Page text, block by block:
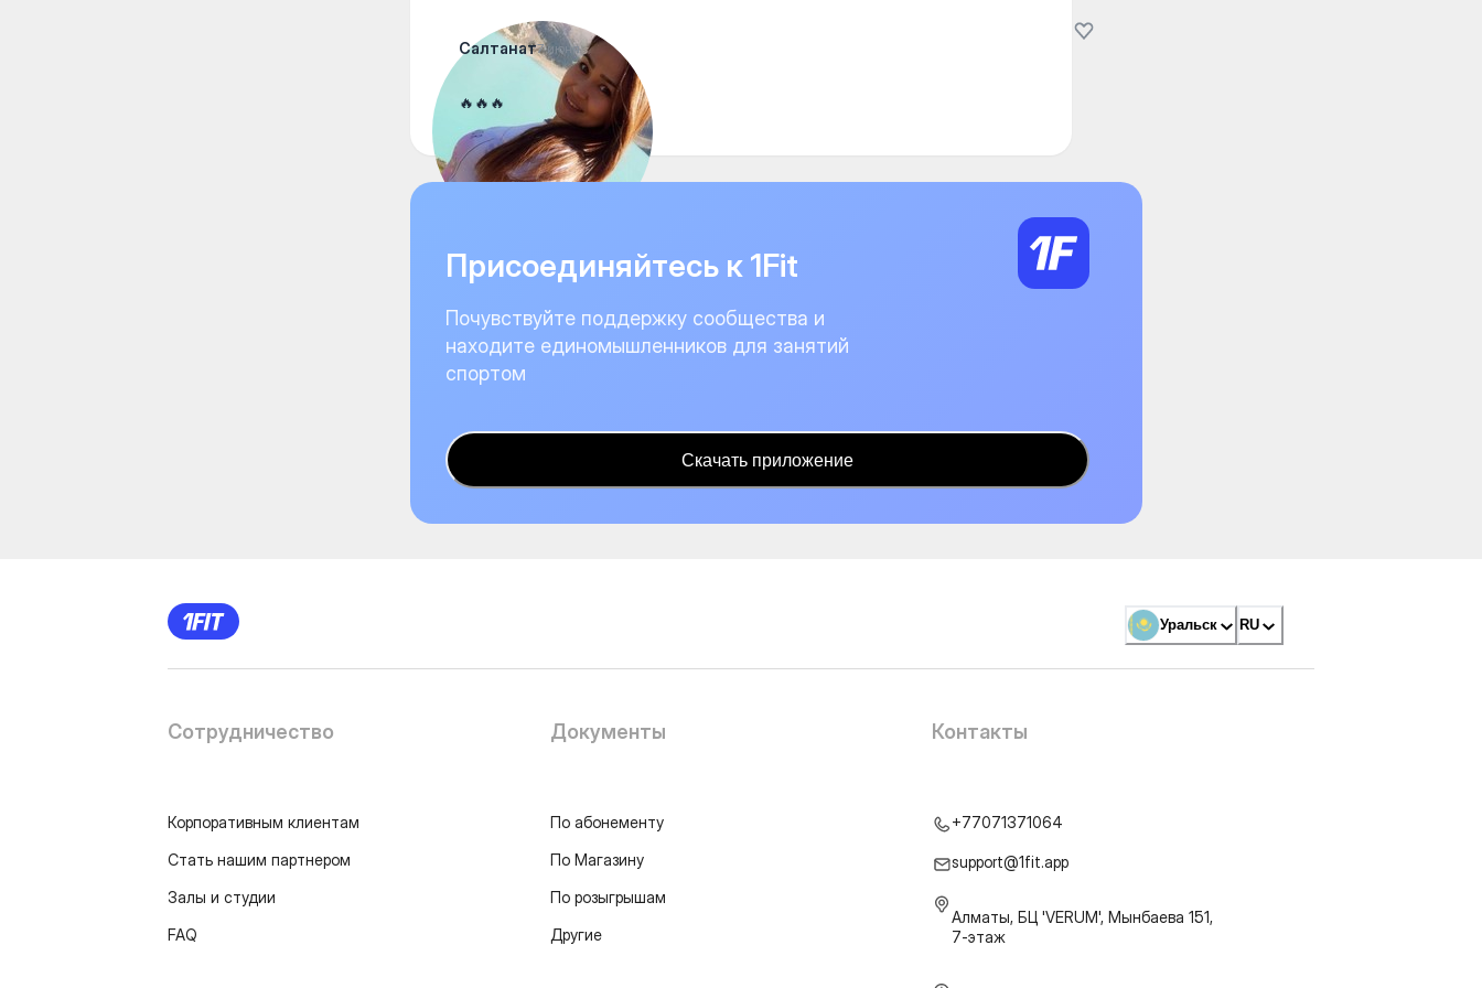
Салтанат7 июня
🔥🔥🔥
Присоединяйтесь к 1Fit
Почувствуйте поддержку сообщества и
находите единомышленников для занятий
спортом
Скачать приложение
Уральск RU
Сотрудничество
Корпоративным клиентам
Стать нашим партнером
Залы и студии
FAQ
Документы
По абонементу
По Магазину
По розыгрышам
Другие
Контакты
+77071371064
support@1fit.app
Алматы, БЦ 'VERUM', Мынбаева 151,
7-этаж